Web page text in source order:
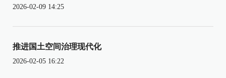
2026-02-09 14:25
推进国土空间治理现代化
2026-02-05 16:22